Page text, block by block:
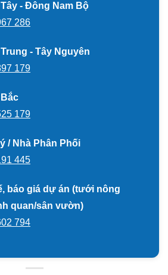
- Đông Nam Bộ
286
- Tây Nguyên
179
179
/ Nhà Phân Phối
445
báo giá dự án (tưới nông
quan/sân vườn)
794